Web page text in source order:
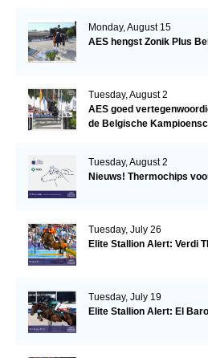
Monday, August 15
AES hengst Zonik Plus
Tuesday, August 2
AES goed
de Belgische
Tuesday, August 2
Nieuws! Thermochips
Tuesday, July 26
Elite Stallion Alert: Verdi
Tuesday, July 19
Elite Stallion Alert: El